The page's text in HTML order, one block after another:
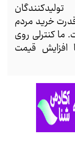
خرید مردم
ما کنترلی روی
افزایش قیمت